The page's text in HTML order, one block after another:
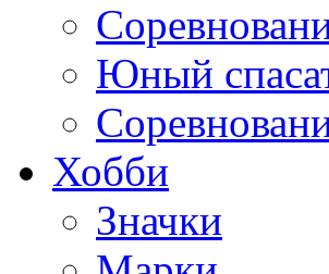
Юный
Хобби
Значки